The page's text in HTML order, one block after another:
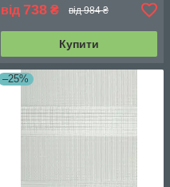
від 738 ₴ від 984 ₴
Купити
–25%